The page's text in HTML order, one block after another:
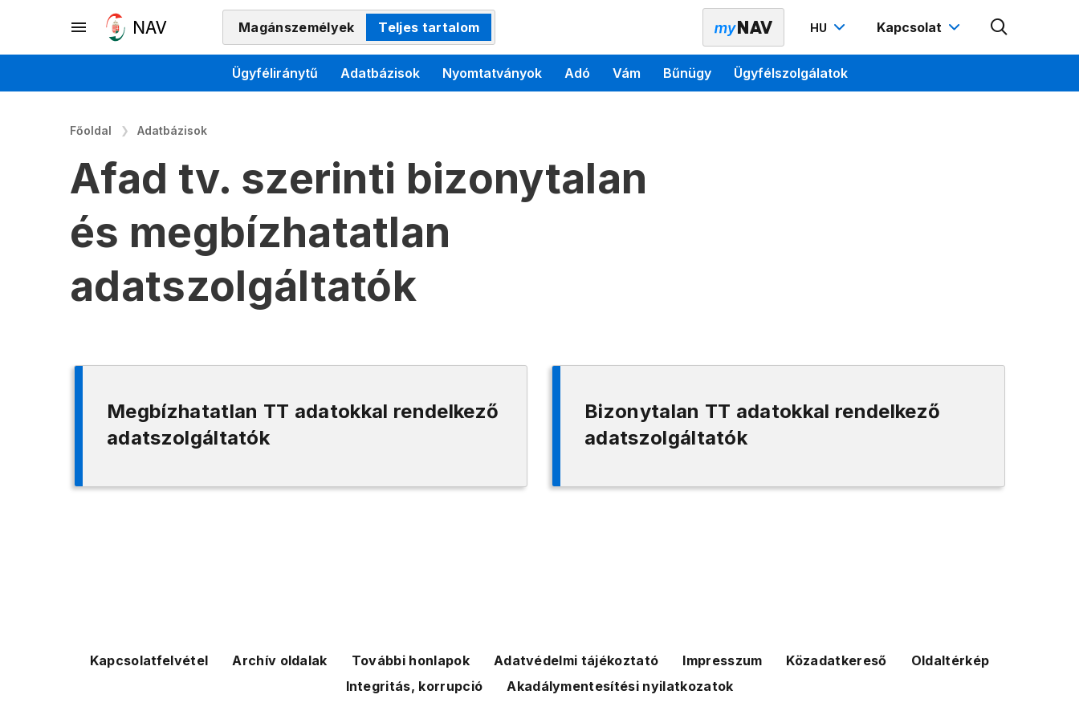
Magánszemélyek Teljes tartalom HU Kapcsolat
Ügyféliránytű Adatbázisok Nyomtatványok Adó Vám Bűnügy Ügyfélszolgálatok
Főoldal Adatbázisok
Afad tv. szerinti bizonytalan
és megbízhatatlan
adatszolgáltatók
Megbízhatatlan TT adatokkal rendelkező
adatszolgáltatók
Bizonytalan TT adatokkal rendelkező
adatszolgáltatók
Kapcsolatfelvétel Archív oldalak További honlapok Adatvédelmi tájékoztató Impresszum Közadatkereső
Oldaltérkép
Integritás, korrupció
Akadálymentesítési nyilatkozatok